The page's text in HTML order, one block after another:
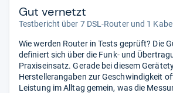
Gut vernetzt
Testbericht über 7 DSL-Router und 1
Wie werden Router in Tests geprüft? Die
definiert sich über die Funk- und
Praxiseinsatz. Gerade bei diesem
Herstellerangaben zur Geschwindigkeit
Leistung im Alltag gemein, was die